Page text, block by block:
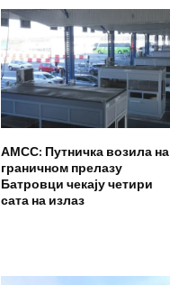
АМСС: Путничка возила на
граничном прелазу
Батровци чекају четири
сата на излаз